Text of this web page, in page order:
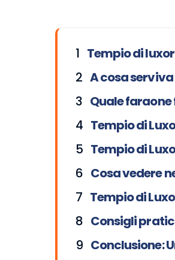
Tempio di
A cosa
Quale
Tempio di
Tempio di
Cosa vedere
Tempio di
Consigli
Conclusione: